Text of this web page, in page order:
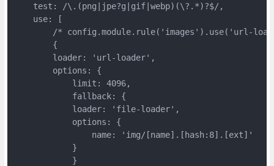
    test: /\.(png|jpe?g|gif|webp)(\?.*)?$/,
    use: [
/* config.module.rule('images').use('url-
        {
        loader: 'url-loader',
        options: {
            limit: 4096,
            fallback: {
            loader: 'file-loader',
            options: {
                name: 'img/[name].[hash:8].[ext]'
            }
            }